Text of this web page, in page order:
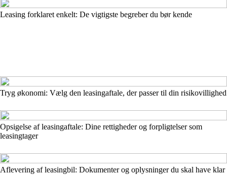
Leasing forklaret enkelt: De vigtigste begreber du bør kende
Tryg økonomi: Vælg den leasingaftale, der passer til din risikovillighed
Opsigelse af leasingaftale: Dine rettigheder og forpligtelser som
leasingtager
Aflevering af leasingbil: Dokumenter og oplysninger du skal have klar